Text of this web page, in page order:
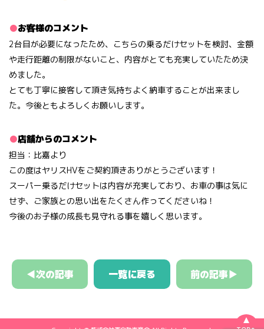
お客様のコメント
2台目が必要になったため、こちらの乗るだけセットを検討、金額
や走行距離の制限がないこと、内容がとても充実していたため決
めました。
とても丁寧に接客して頂き気持ちよく納車することが出来まし
た。今後ともよろしくお願いします。
店舗からのコメント
担当：比嘉より
この度はヤリスHVをご契約頂きありがとうございます！
スーパー乗るだけセットは内容が充実しており、お車の事は気に
せず、ご家族との思い出をたくさん作ってくださいね！
今後のお子様の成長も見守れる事を嬉しく思います。
◀次の記事 一覧に戻る 前の記事▶